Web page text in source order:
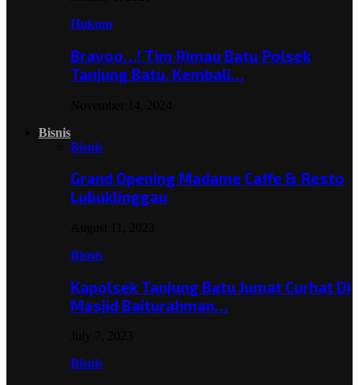
Hukum
Bravoo…! Tim Rimau Batu Polsek
Tanjung Batu, Kembali…
Bisnis
Bisnis
Grand Opening Madame Caffe & Resto
Lubuklinggau
Bisnis
Kapolsek Tanjung Batu Jumat Curhat Di
Masjid Baiturahman…
Bisnis